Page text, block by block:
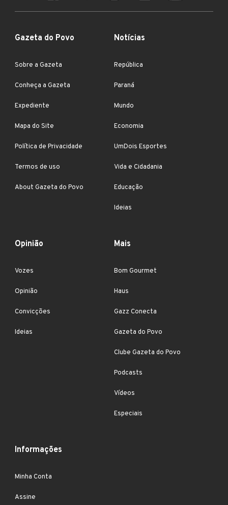
Gazeta do Povo
Sobre a Gazeta
Conheça a Gazeta
Expediente
Mapa do Site
Política de Privacidade
Termos de uso
About Gazeta do Povo
Notícias
República
Paraná
Mundo
Economia
UmDois Esportes
Vida e Cidadania
Educação
Ideias
Opinião
Vozes
Opinião
Convicções
Ideias
Mais
Bom Gourmet
Haus
Gazz Conecta
Gazeta do Povo
Clube Gazeta do Povo
Podcasts
Vídeos
Especiais
Informações
Minha Conta
Assine